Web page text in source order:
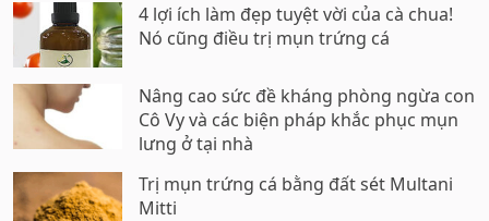
4 lợi ích làm đẹp tuyệt vời của cà chua!
Nó cũng điều trị mụn trứng cá
Nâng cao sức đề kháng phòng ngừa con
Cô Vy và các biện pháp khắc phục mụn
lưng ở tại nhà
Trị mụn trứng cá bằng đất sét Multani
Mitti